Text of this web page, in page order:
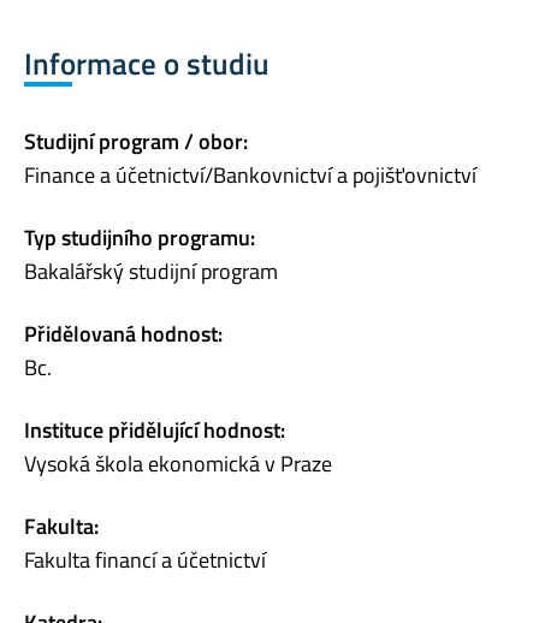
Informace o studiu
Studijní program / obor:
Finance a účetnictví/Bankovnictví a pojišťovnictví
Typ studijního programu:
Bakalářský studijní program
Přidělovaná hodnost:
Bc.
Instituce přidělující hodnost:
Vysoká škola ekonomická v Praze
Fakulta:
Fakulta financí a účetnictví